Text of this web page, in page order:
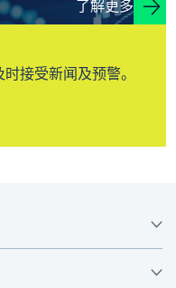
了解更多
接受新闻及预警。